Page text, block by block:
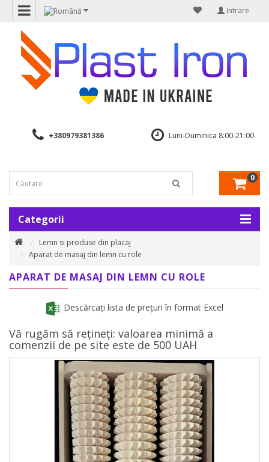
Intrare
+380979381386 Luni-Duminica 8:00-21:00
0
Categorii
Lemn si produse din placaj
Aparat de masaj din lemn cu role
APARAT DE MASAJ DIN LEMN CU ROLE
Descărcați lista de prețuri în format Excel
Vă rugăm să rețineți: valoarea minimă a
comenzii de pe site este de 500 UAH